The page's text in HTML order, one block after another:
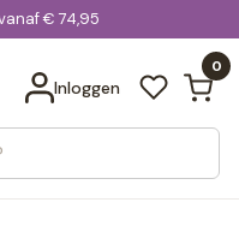
besteld€ 74,95
Inloggen
0
Bekijk alle resultaten